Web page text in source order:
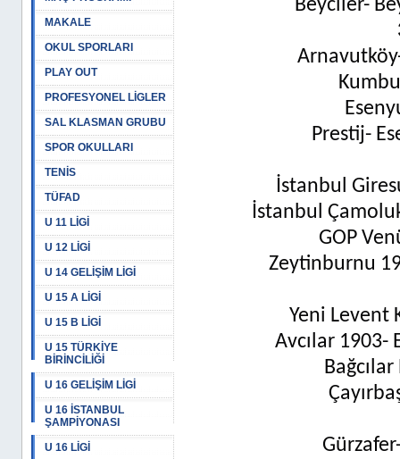
MAKALE
OKUL SPORLARI
PLAY OUT
PROFESYONEL LİGLER
SAL KLASMAN GRUBU
SPOR OKULLARI
TENİS
TÜFAD
U 11 LİGİ
U 12 LİGİ
U 14 GELİŞİM LİGİ
U 15 A LİGİ
U 15 B LİGİ
U 15 TÜRKİYE
BİRİNCİLİĞİ
U 16 GELİŞİM LİGİ
U 16 İSTANBUL
ŞAMPİYONASI
U 16 LİGİ
Beyciler-
Prestij-
İstanbul
İstanbul
GOP
Zeytinburnu
Yeni Levent
Avcılar 1903-